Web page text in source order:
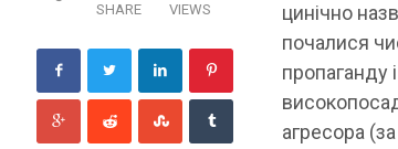
SHARE VIEWS
цинічно
почалися
пропаганду
агресора